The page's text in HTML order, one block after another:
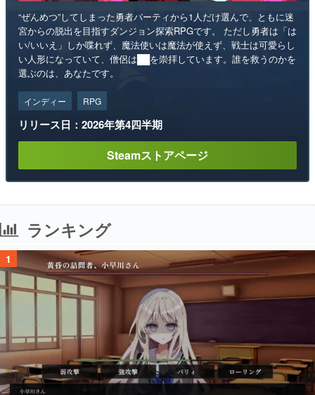
選ぶのは、あなたです。
インディー RPG
リリース日：2026年第4四半期
ランキング
1
「パリィ」や「ローリング」で女の子と会話するソウルライク恋愛ゲーム